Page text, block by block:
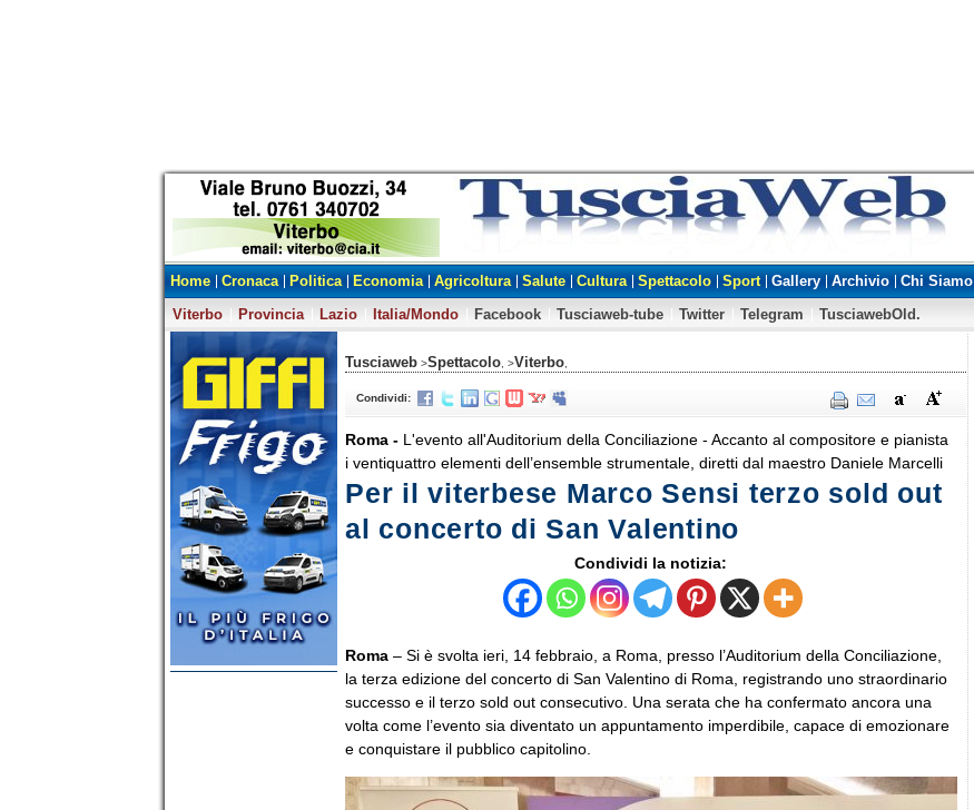
Home Cronaca Politica Economia Agricoltura Salute Cultura Spettacolo Sport Gallery Archivio
Chi Siamo
Viterbo
Provincia Lazio Italia/Mondo Facebook Tusciaweb-tube Twitter Telegram TusciawebOld.
Tusciaweb >Spettacolo , >Viterbo
Condividi:
Roma - L'evento all'Auditorium della Conciliazione - Accanto al compositore e pianista
i ventiquattro elementi dell’ensemble strumentale, diretti dal maestro Daniele Marcelli
Per il viterbese Marco Sensi terzo sold out
al concerto di San Valentino
Condividi la notizia:
Roma – Si è svolta ieri, 14 febbraio, a Roma, presso l’Auditorium della Conciliazione,
la terza edizione del concerto di San Valentino di Roma, registrando uno straordinario
successo e il terzo sold out consecutivo. Una serata che ha confermato ancora una
volta come l’evento sia diventato un appuntamento imperdibile, capace di emozionare
e conquistare il pubblico capitolino.